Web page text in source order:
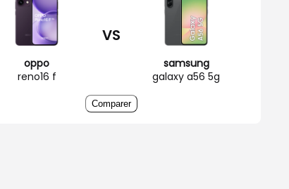
oppo
reno16 f
VS
samsung
galaxy a56 5g
Comparer